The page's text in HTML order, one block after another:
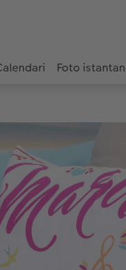
Foto